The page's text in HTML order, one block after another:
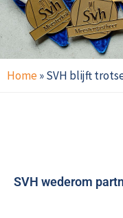
Home»SVH blijft
SVH wederom